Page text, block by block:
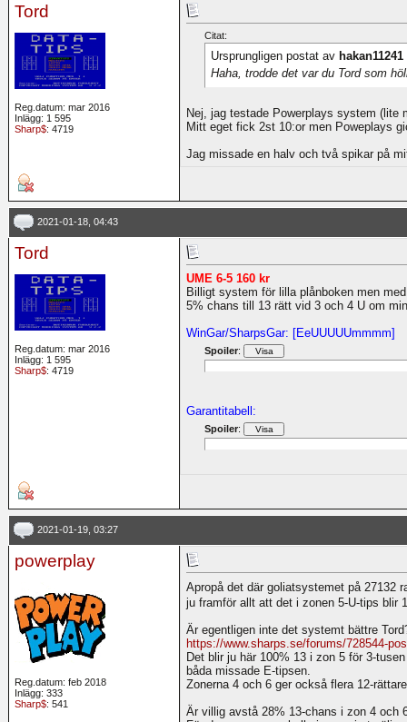
Tord
Reg.datum: mar 2016
Inlägg: 1 595
Sharp$: 4719
Citat:
Ursprungligen postat av hakan11241
Haha, trodde det var du Tord som
Nej, jag testade Powerplays system (lite
Mitt eget fick 2st 10:or men Poweplays
Jag missade en halv och två spikar på
2021-01-18, 04:43
Tord
Reg.datum: mar 2016
Inlägg: 1 595
Sharp$: 4719
UME 6-5 160 kr
Billigt system för lilla plånboken men
5% chans till 13 rätt vid 3 och 4 U om
WinGar/SharpsGar: [EeUUUUUmmmm]
Spoiler:
Garantitabell:
Spoiler:
2021-01-19, 03:27
powerplay
Reg.datum: feb 2018
Inlägg: 333
Sharp$: 541
Apropå det där goliatsystemet på 27132
ju framför allt att det i zonen 5-U-tips blir
Är egentligen inte det systemt bättre
https://www.sharps.se/forums/728544-
Det blir ju här 100% 13 i zon 5 för 3-
båda missade E-tipsen.
Zonerna 4 och 6 ger också flera 12-
Är villig avstå 28% 13-chans i zon 4 och